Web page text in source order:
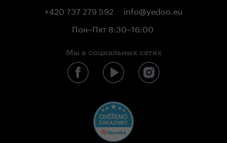
+420 737 279 592
info@yedoo.eu
Пон–Пят 8:30–16:00
Мы в социальных сетях